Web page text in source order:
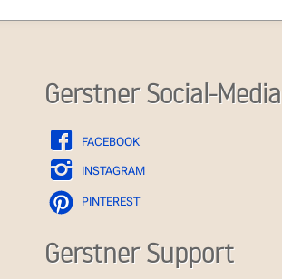
Gerstner Social-Media
FACEBOOK
INSTAGRAM
PINTEREST
Gerstner Support